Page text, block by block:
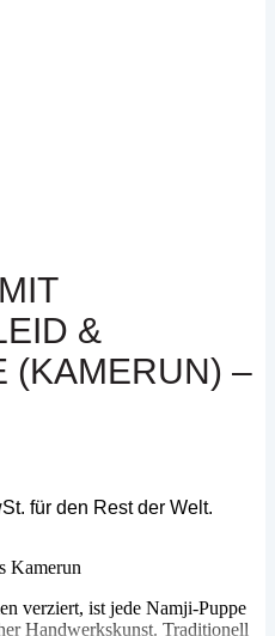
&
(KAMERUN) –
für den Rest der Welt.
Kamerun
verziert, ist jede Namji-Puppe
Handwerkskunst. Traditionell